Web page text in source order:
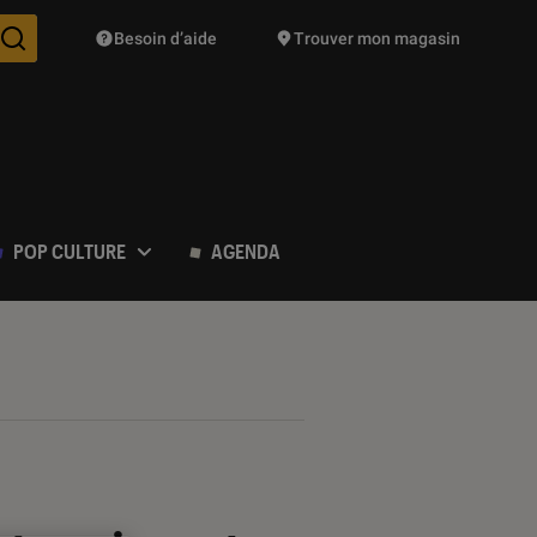
Des suggestions de produits vont vous être proposées
Besoin d’aide Trouver mon magasin
POP CULTURE AGENDA